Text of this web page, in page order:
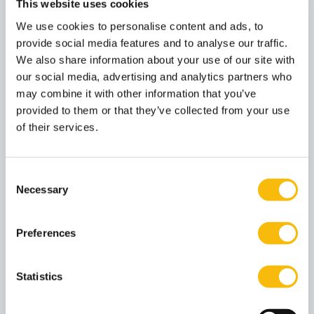
This website uses cookies
We use cookies to personalise content and ads, to
provide social media features and to analyse our traffic.
We also share information about your use of our site with
our social media, advertising and analytics partners who
may combine it with other information that you’ve
provided to them or that they’ve collected from your use
of their services.
Selection
Necessary
Preferences
Statistics
levert op zelfstandige basis een bijdrage aan dit
Jorieke de Vries-Goosen
Functietitel
Gastspreker
Jorieke de Vries-Goosen is Directeur Marketing bij
Jumbo Supermarkten. Zij maakt deel uit van de
Board van Jumbo. Jorieke de Vries-Goosen levert op
Rudy Moenaert is hoogleraar strategic marketing
aan de TIAS School for Business and Society in
Tilburg. Hij geniet echt van lesgeven in executive
dienstensector en treedt op in verschillende